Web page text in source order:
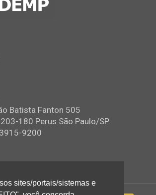
Batista Fanton 505
180 Perus São Paulo/SP
9200
sites/portais/sistemas e